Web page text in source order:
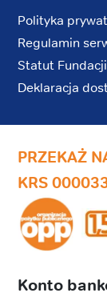
Polityka
Regulamin
Statut Fundacji
Deklaracja
PRZEKAŻ
KRS
Konto